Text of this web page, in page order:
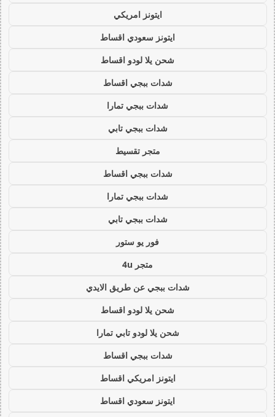
ايتونز امريكي
ايتونز سعودي اقساط
شحن يلا لودو اقساط
شدات ببجي اقساط
شدات ببجي تمارا
شدات ببجي تابي
متجر تقسيط
شدات ببجي اقساط
شدات ببجي تمارا
شدات ببجي تابي
فور يو ستور
متجر 4u
شدات ببجي عن طريق الايدي
شحن يلا لودو اقساط
شحن يلا لودو تابي تمارا
شدات ببجي اقساط
ايتونز امريكي اقساط
ايتونز سعودي اقساط